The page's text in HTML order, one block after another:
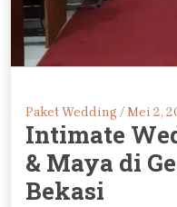
Paket Wedding /Mei 2,
Intimate
& Maya di
Bekasi